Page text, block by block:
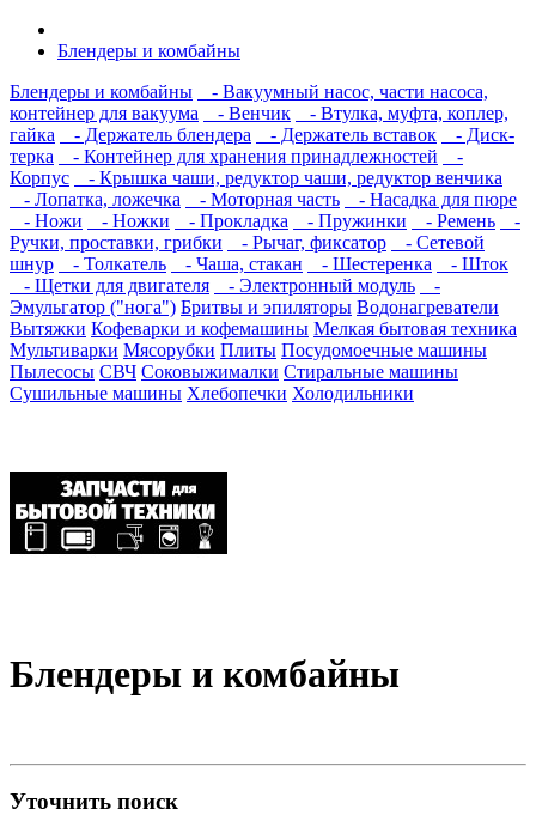
Блендеры и комбайны
Блендеры и комбайны
- Вакуумный насос, части насоса,
контейнер для вакуума
- Венчик
- Втулка, муфта, коплер,
гайка
- Держатель блендера - Держатель вставок
- Диск-
терка
- Контейнер для хранения принадлежностей
-
Корпус
- Крышка чаши, редуктор чаши, редуктор венчика
- Лопатка, ложечка
- Моторная часть
- Насадка для пюре
- Ножи
- Ножки - Прокладка - Пружинки - Ремень
-
Ручки, проставки, грибки
- Рычаг, фиксатор
- Сетевой
шнур
- Толкатель - Чаша, стакан - Шестеренка
- Шток
- Щетки для двигателя
- Электронный модуль
-
Эмульгатор ("нога") Бритвы и эпиляторы Водонагреватели
Вытяжки Кофеварки и кофемашины Мелкая бытовая техника
Мультиварки Мясорубки Плиты Посудомоечные машины
Пылесосы СВЧ Соковыжималки Стиральные машины
Сушильные машины Хлебопечки Холодильники
Блендеры и комбайны
Уточнить поиск